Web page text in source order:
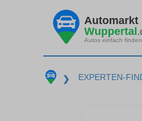
Automarkt
Wuppertal
Autos einfach finden
❯ EXPERTEN-